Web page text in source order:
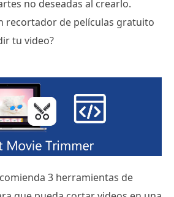
no deseadas al crearlo.
recortador de películas gratuito
tu video?
3 herramientas de